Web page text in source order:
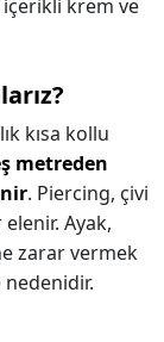
krem ve
kısa kollu
metreden
. Piercing, çivi
Ayak,
zarar vermek
nedenidir.